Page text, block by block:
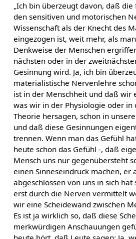
„Ich bin überzeugt davon, daß
den sensitiven und motorischen
Wissenschaft als der Knecht des
eingezogen ist, weit mehr, als
Denkweise der Menschen
nächsten oder in der
Gesinnung wird. Ja, ich bin
materialistische Nervenlehre
ist in der Menschheit und daß wir
was wir in der Physiologie oder in
Theorie hersagen, schon in
und daß diese Gesinnungen
trennen. Wenn man das Gefühl
heute schon das Gefühl -, daß
Mensch uns nur gegenübersteht
einen Sinneseindruck machen, er
abgeschlossen von uns in sich
erst durch die Nerven vermittelt
wir eine Scheidewand zwischen
Es ist ja wirklich so, daß diese
merkwürdigen Anschauungen